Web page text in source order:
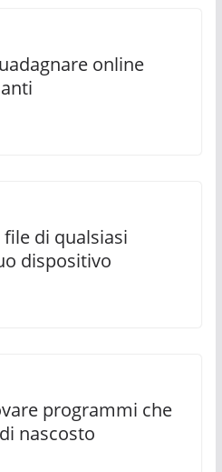
online
di qualsiasi
dispositivo
programmi che
nascosto